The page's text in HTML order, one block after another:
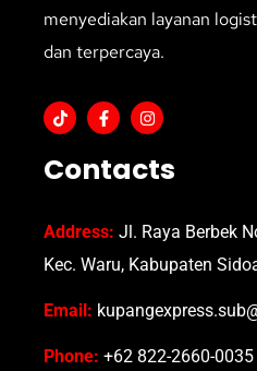
menyediakan layanan
dan terpercaya.
Contacts
Address: Jl. Raya Berbek
Kec. Waru, Kabupaten
Email:
Phone: +62 822-2660-